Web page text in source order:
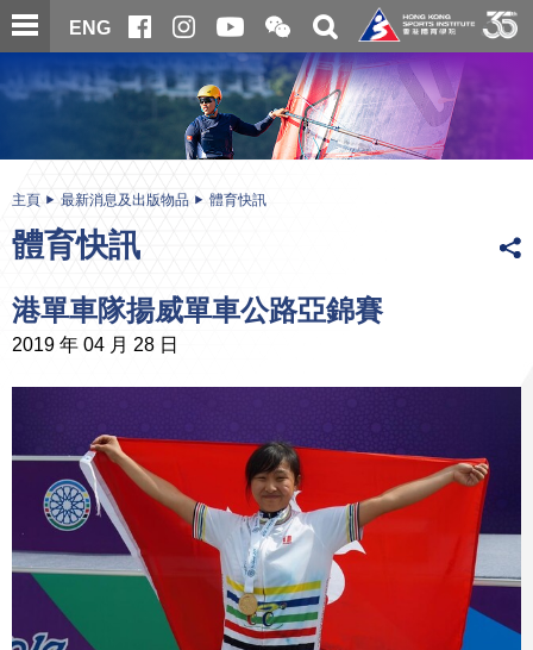
跳
至
內
ENG
開
合
微
信
二
維
碼
關
搜
尋
内
主頁 最新消息及出版物品 體育快訊
體育快訊
港單車隊揚威單車公路亞錦賽
2019 年 04 月 28 日